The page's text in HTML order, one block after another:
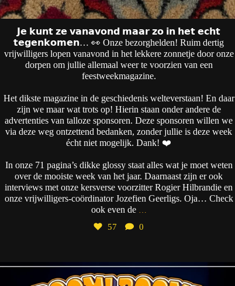
𝗝𝗲 𝗸𝘂𝗻𝘁 𝘇𝗲 𝘃𝗮𝗻𝗮𝘃𝗼𝗻𝗱 𝗺𝗮𝗮𝗿 𝘇𝗼 𝗶𝗻 𝗵𝗲𝘁 𝗲𝗰𝗵𝘁
𝘁𝗲𝗴𝗲𝗻𝗸𝗼𝗺𝗲𝗻… 👀 Onze bezorghelden! Ruim dertig
vrijwilligers lopen vanavond in het lekkere zonnetje door onze
dorpen om jullie allemaal weer te voorzien van een
feestweekmagazine.
Het dikste magazine in de geschiedenis welteverstaan! En daar
zijn we maar wat trots op! Hierin staan onder andere de
advertenties van talloze sponsoren. Deze sponsoren willen we
via deze weg ontzettend bedanken, zonder jullie is deze week
écht niet mogelijk. Dank! ❤️
In onze 71 pagina’s dikke glossy staat alles wat je moet weten
over de mooiste week van het jaar. Daarnaast zijn er ook
interviews met onze kersverse voorzitter Rogier Hilbrandie en
onze vrijwilligers-coördinator Jozefien Geerligs. Oja… Check
ook even de
57 0
desmidse
Jul 26